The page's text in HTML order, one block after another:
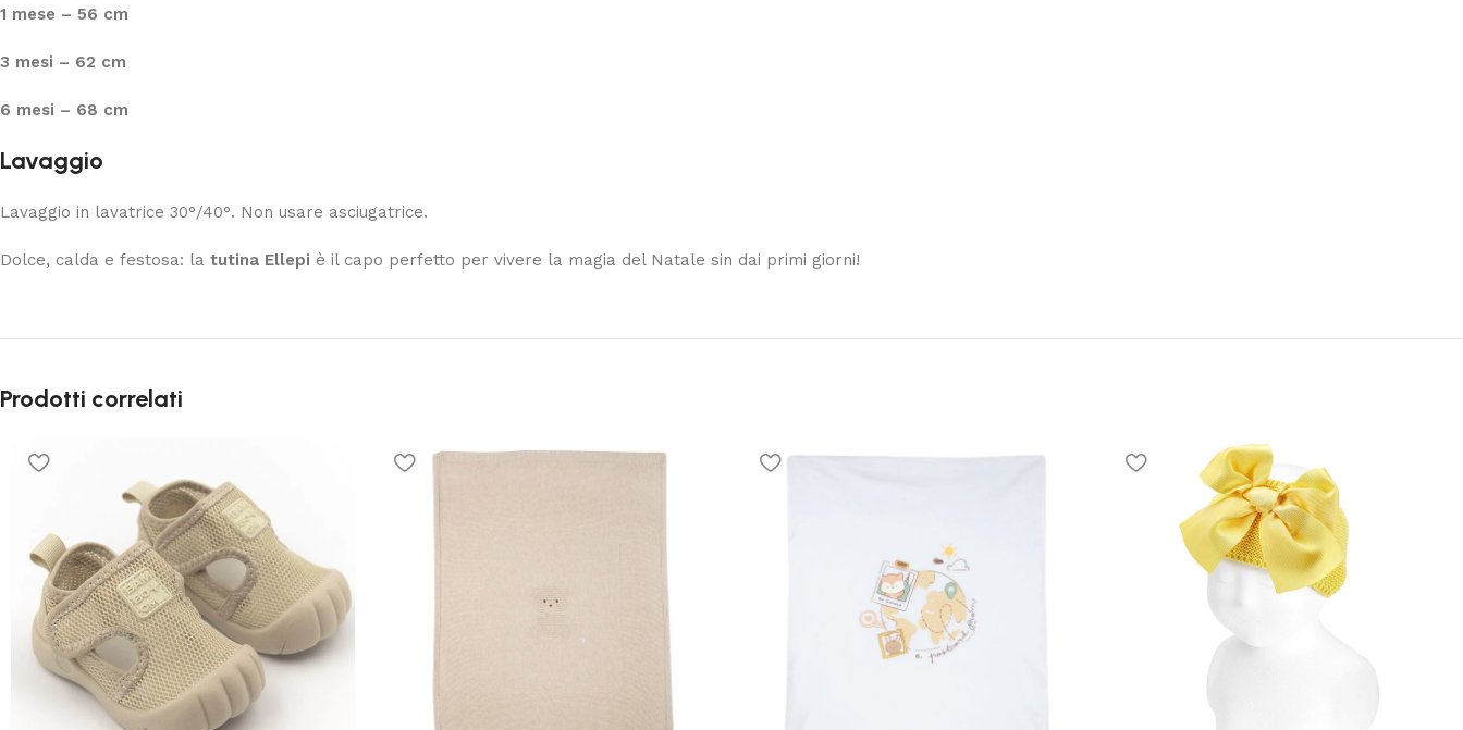
1 mese – 56 cm
3 mesi – 62 cm
6 mesi – 68 cm
Lavaggio
Lavaggio in lavatrice 30°/40°. Non usare asciugatrice.
Dolce, calda e festosa: la tutina Ellepi è il capo perfetto per vivere la magia del Natale sin dai primi giorni!
Prodotti correlati